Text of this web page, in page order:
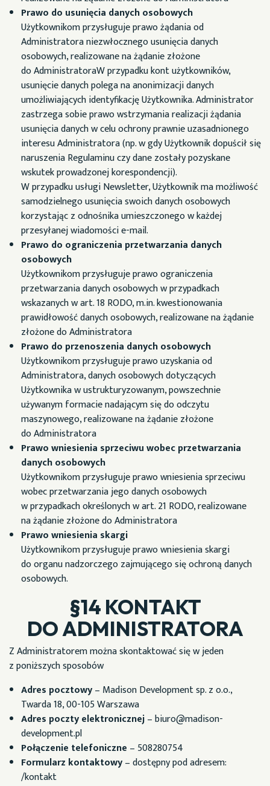
Prawo do usunięcia danych osobowych
Użytkownikom przysługuje prawo żądania od
Administratora niezwłocznego usunięcia danych
osobowych, realizowane na żądanie złożone
do AdministratoraW przypadku kont użytkowników,
usunięcie danych polega na anonimizacji danych
umożliwiających identyfikację Użytkownika. Administrator
zastrzega sobie prawo wstrzymania realizacji żądania
usunięcia danych w celu ochrony prawnie uzasadnionego
interesu Administratora (np. w gdy Użytkownik dopuścił się
naruszenia Regulaminu czy dane zostały pozyskane
wskutek prowadzonej korespondencji).
W przypadku usługi Newsletter, Użytkownik ma możliwość
samodzielnego usunięcia swoich danych osobowych
korzystając z odnośnika umieszczonego w każdej
przesyłanej wiadomości e-mail.
Prawo do ograniczenia przetwarzania danych
osobowych
Użytkownikom przysługuje prawo ograniczenia
przetwarzania danych osobowych w przypadkach
wskazanych w art. 18 RODO, m.in. kwestionowania
prawidłowość danych osobowych, realizowane na żądanie
złożone do Administratora
Prawo do przenoszenia danych osobowych
Użytkownikom przysługuje prawo uzyskania od
Administratora, danych osobowych dotyczących
Użytkownika w ustrukturyzowanym, powszechnie
używanym formacie nadającym się do odczytu
maszynowego, realizowane na żądanie złożone
do Administratora
Prawo wniesienia sprzeciwu wobec przetwarzania
danych osobowych
Użytkownikom przysługuje prawo wniesienia sprzeciwu
wobec przetwarzania jego danych osobowych
w przypadkach określonych w art. 21 RODO, realizowane
na żądanie złożone do Administratora
Prawo wniesienia skargi
Użytkownikom przysługuje prawo wniesienia skargi
do organu nadzorczego zajmującego się ochroną danych
osobowych.
§14 KONTAKT
DO ADMINISTRATORA
Z Administratorem można skontaktować się w jeden
z poniższych sposobów
Adres pocztowy– Madison Development sp. z o.o.,
Twarda 18, 00-105 Warszawa
Adres poczty elektronicznej– biuro@madison-
development.pl
Połączenie telefoniczne – 508280754
Formularz kontaktowy– dostępny pod adresem:
/kontakt